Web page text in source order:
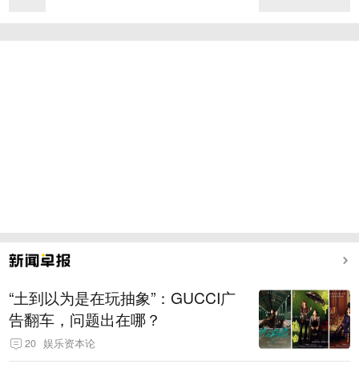
“土到以为是在玩抽象”：GUCCI广
告翻车，问题出在哪？
20 娱乐资本论